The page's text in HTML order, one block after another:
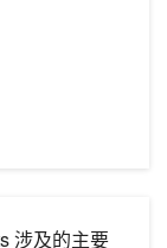
涉及的主要